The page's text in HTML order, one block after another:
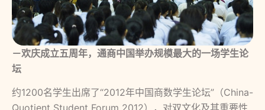
－欢庆成立五周年，通商中国举办规模最大的一场学生论
坛
约1200名学生出席了“2012年中国商数学生论坛”（China-